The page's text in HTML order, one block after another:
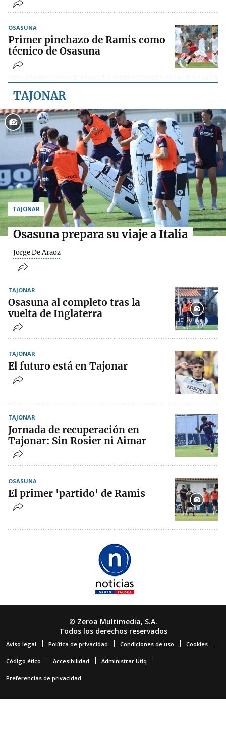
OSASUNA
Primer pinchazo de Ramis como
técnico de Osasuna
TAJONAR
TAJONAR
Osasuna prepara su viaje a Italia
Jorge De Araoz
TAJONAR
Osasuna al completo tras la
vuelta de Inglaterra
TAJONAR
El futuro está en Tajonar
TAJONAR
Jornada de recuperación en
Tajonar: Sin Rosier ni Aimar
OSASUNA
El primer 'partido' de Ramis
© Zeroa Multimedia, S.A.
Todos los derechos reservados
Aviso legal Política de privacidad Condiciones de uso Cookies
Código ético Accesibilidad Administrar Utiq
Preferencias de privacidad